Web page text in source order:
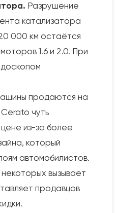
Разрушение
катализатора
000 км остаётся
1.6 и 2.0. При
продаются на
чуть
из-за более
который
автомобилистов.
вызывает
продавцов